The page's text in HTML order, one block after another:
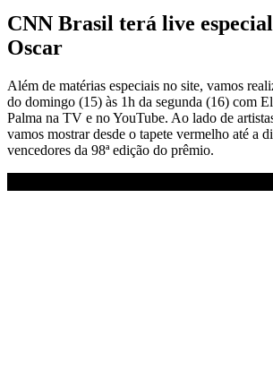
CNN Brasil terá live
Oscar
Além de matérias especiais no site, vamos
do domingo (15) às 1h da segunda (16) com
Palma na TV e no YouTube. Ao lado de
vamos mostrar desde o tapete vermelho até a
vencedores da 98ª edição do prêmio.